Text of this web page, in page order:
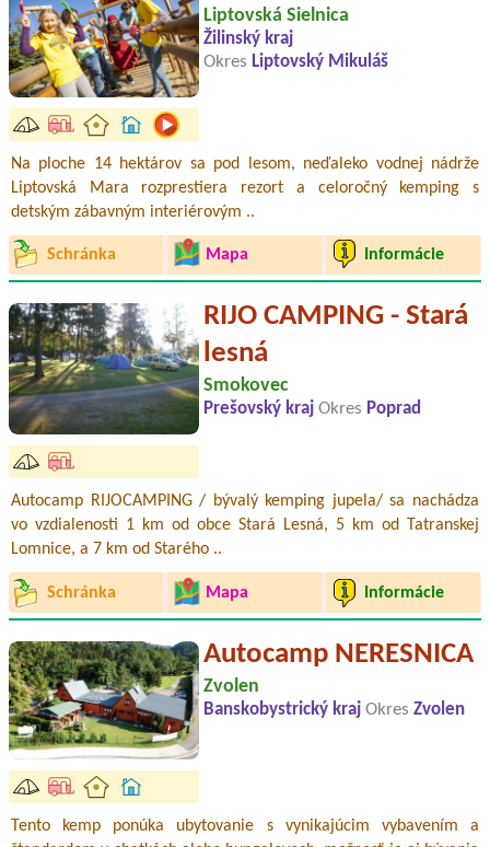
Liptovská Sielnica
Žilinský kraj
Okres Liptovský Mikuláš
Na ploche 14 hektárov sa pod lesom, neďaleko vodnej nádrže
Liptovská Mara rozprestiera rezort a celoročný kemping s
detským zábavným interiérovým ..
Schránka Mapa Informácie
RIJO CAMPING - Stará
lesná
Smokovec
Prešovský kraj Okres Poprad
Autocamp RIJOCAMPING / bývalý kemping jupela/ sa nachádza
vo vzdialenosti 1 km od obce Stará Lesná, 5 km od Tatranskej
Lomnice, a 7 km od Starého ..
Schránka Mapa Informácie
Autocamp NERESNICA
Zvolen
Banskobystrický kraj Okres Zvolen
Tento kemp ponúka ubytovanie s vynikajúcim vybavením a